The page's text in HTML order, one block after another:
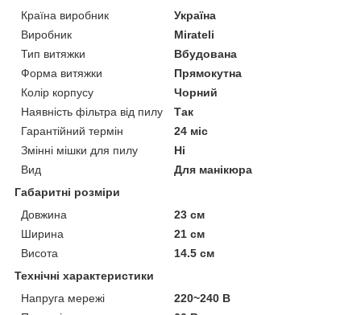
Країна виробник
Україна
Виробник
Mirateli
Тип витяжки
Вбудована
Форма витяжки
Прямокутна
Колір корпусу
Чорний
Наявність фільтра від пилу
Так
Гарантійний термін
24 міс
Змінні мішки для пилу
Ні
Вид
Для манікюра
Габаритні розміри
Довжина
23 см
Ширина
21 см
Висота
14.5 см
Технічні характеристики
Напруга мережі
220~240 В